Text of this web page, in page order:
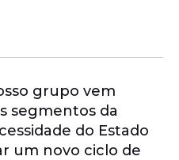
grupo vem
segmentos da
do Estado
um novo ciclo de